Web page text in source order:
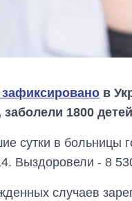
зафиксировано в
1800
сутки в больницы
Выздоровели - 8
случаев